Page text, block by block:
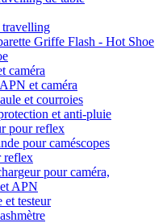
travelling
Griffe Flash - Hot Shoe
caméra
et caméra
et courroies
et anti-pluie
pour reflex
pour caméscopes
reflex
pour caméra,
APN
et testeur